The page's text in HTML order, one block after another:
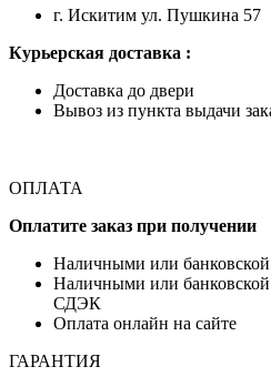
г. Искитим ул. Пушкина 57
Курьерская доставка :
Доставка до двери
Вывоз из пункта выдачи
ОПЛАТА
Оплатите заказ при получении
Наличными или банковской
Наличными или
СДЭК
Оплата онлайн на сайте
ГАРАНТИЯ